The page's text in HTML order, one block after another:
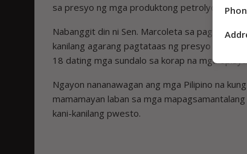
sa presyo ng mga produktong petrolyo.
Nabanggit din ni Sen. Marcoleta sa pagdinig
kanilang agarang pagtataas ng presyo ng
18 dating mga sundalo sa korap na mga
Ngayon nananawagan ang mga Pilipino na
mamamayan laban sa mga
kani-kanilang pwesto.